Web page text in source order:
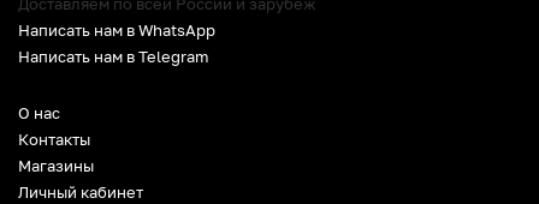
О нас
Контакты
Магазины
Личный кабинет
Написать нам в WhatsApp
Написать нам в Telegram